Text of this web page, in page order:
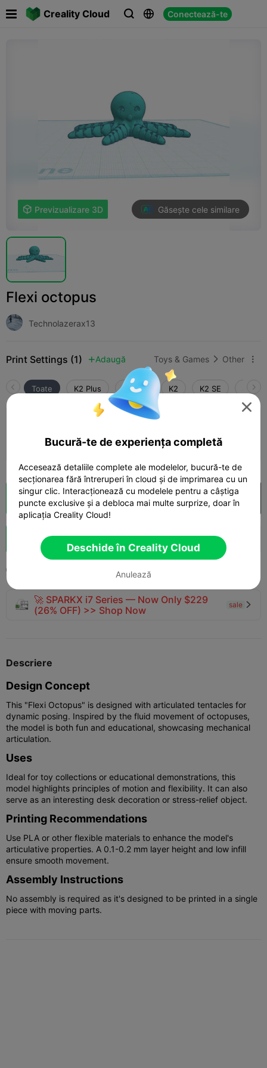
Creality Cloud   Conectează-te
 Previzualizare 3D Găsește cele similare
Flexi octopus
Technolazerax13
Print Settings (1)  Adaugă Toys & Games  Other 
Toate K2 Plus K2 Pro K2 K2 SE
 01h 14m  1 plates  14.24g
Secționare Cloud Deschide în Creality Cloud
Boost 121 142  15

🚀 SPARKX i7 Series — Now Only $229
(26% OFF) >> Shop Now
sale 
Descriere
Design Concept
This "Flexi Octopus" is designed with articulated tentacles for
dynamic posing. Inspired by the fluid movement of octopuses,
the model is both fun and educational, showcasing mechanical
articulation.
Uses
Ideal for toy collections or educational demonstrations, this
model highlights principles of motion and flexibility. It can also
serve as an interesting desk decoration or stress-relief object.
Printing Recommendations
Use PLA or other flexible materials to enhance the model's
articulative properties. A 0.1-0.2 mm layer height and low infill
ensure smooth movement.
Assembly Instructions
No assembly is required as it's designed to be printed in a single
piece with moving parts.

Bucură-te de experiența completă
Accesează detaliile complete ale modelelor, bucură-te de
secționarea fără întreruperi în cloud și de imprimarea cu un
singur clic. Interacționează cu modelele pentru a câștiga
puncte exclusive și a debloca mai multe surprize, doar în
aplicația Creality Cloud!
Deschide în Creality Cloud
Anulează